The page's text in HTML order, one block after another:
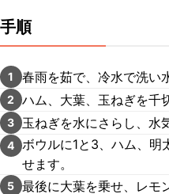
手順
1 春雨を茹で、冷水で洗い
2 ハム、大葉、玉ねぎを千
3 玉ねぎを水にさらし、水
4 ボウルに1と3、ハム、明
せます。
5 最後に大葉を乗せ、レモ